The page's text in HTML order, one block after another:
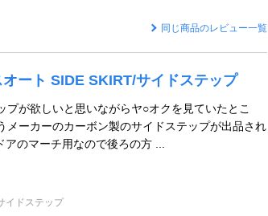
同じ商品のレビュー一覧
ート SIDE SKIRT/サイドステップ
プが欲しいと思いながらヤ○オクを見ていたとこ
メーカーのカーボン製のサイドステップが出品され
のマーチ用なので後ろの方 ...
イドステップ